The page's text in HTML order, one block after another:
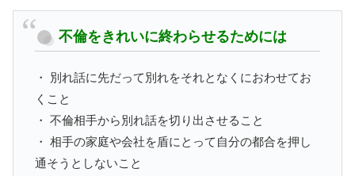
不倫をきれいに終わらせるためには
・ 別れ話に先だって別れをそれとなくにおわせてお
くこと
・ 不倫相手から別れ話を切り出させること
・ 相手の家庭や会社を盾にとって自分の都合を押し
通そうとしないこと